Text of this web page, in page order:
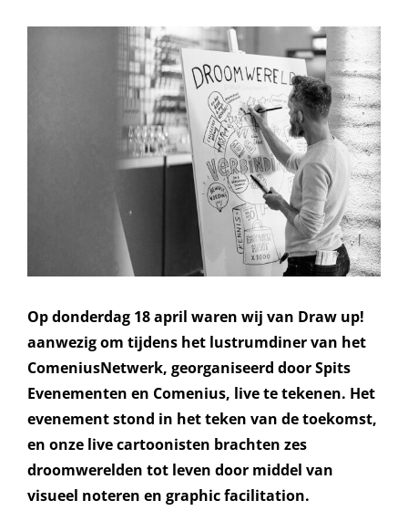
Op donderdag 18 april waren wij van Draw up!
aanwezig om tijdens het lustrumdiner van het
ComeniusNetwerk, georganiseerd door Spits
Evenementen en Comenius, live te tekenen. Het
evenement stond in het teken van de toekomst,
en onze live cartoonisten brachten zes
droomwerelden tot leven door middel van
visueel noteren en graphic facilitation.